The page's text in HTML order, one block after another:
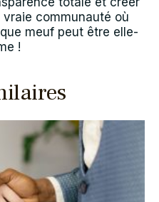
vraie communauté où
meuf peut être elle-
!